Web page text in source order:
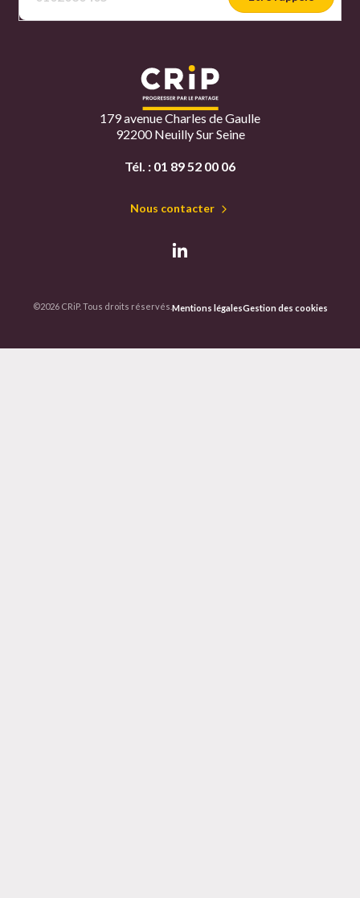
179 avenue Charles de Gaulle
92200 Neuilly Sur Seine
Tél. : 01 89 52 00 06
Nous contacter
©2026 CRiP. Tous droits réservés.Mentions légalesGestion des cookies